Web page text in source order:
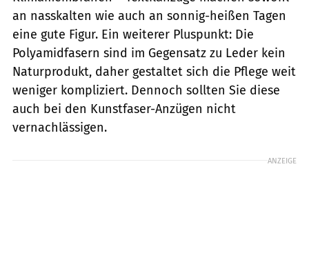
an nasskalten wie auch an sonnig-heißen Tagen
eine gute Figur. Ein weiterer Pluspunkt: Die
Polyamidfasern sind im Gegensatz zu Leder kein
Naturprodukt, daher gestaltet sich die Pflege weit
weniger kompliziert. Dennoch sollten Sie diese
auch bei den Kunstfaser-Anzügen nicht
vernachlässigen.
ANZEIGE